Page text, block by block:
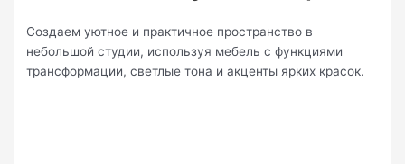
Создаем уютное и практичное пространство в
небольшой студии, используя мебель с функциями
трансформации, светлые тона и акценты ярких красок.